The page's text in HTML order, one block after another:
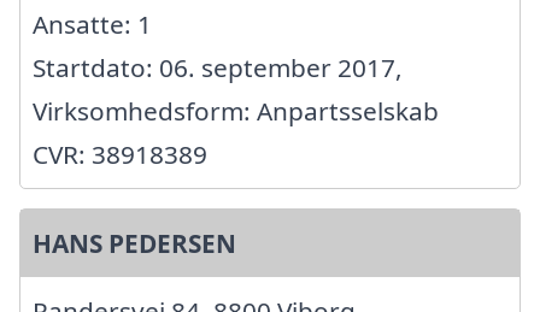
Ansatte: 1
Startdato: 06. september 2017,
Virksomhedsform: Anpartsselskab
CVR: 38918389
HANS PEDERSEN